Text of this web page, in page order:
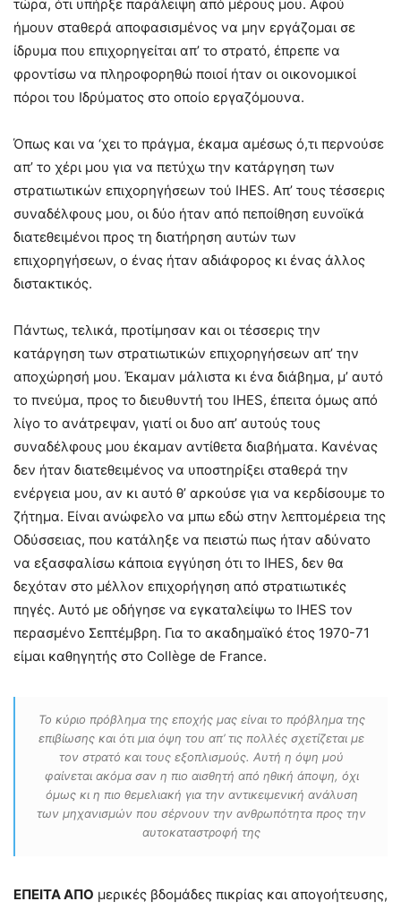
τώρα, ότι υπήρξε παράλειψη από μέρους μου. Αφού
ήμουν σταθερά αποφασισμένος να μην εργάζομαι σε
ίδρυμα που επιχορηγείται απ’ το στρατό, έπρεπε να
φροντίσω να πληροφορηθώ ποιοί ήταν οι οικονομικοί
πόροι του Ιδρύματος στο οποίο εργαζόμουνα.
Όπως και να ‘χει το πράγμα, έκαμα αμέσως ό,τι περνούσε
απ’ το χέρι μου για να πετύχω την κατάργηση των
στρατιωτικών επιχορηγήσεων τού IHES. Απ’ τους τέσσερις
συναδέλφους μου, οι δύο ήταν από πεποίθηση ευνοϊκά
διατεθειμένοι προς τη διατήρηση αυτών των
επιχορηγήσεων, ο ένας ήταν αδιάφορος κι ένας άλλος
διστακτικός.
Πάντως, τελικά, προτίμησαν και οι τέσσερις την
κατάργηση των στρατιωτικών επιχορηγήσεων απ’ την
αποχώρησή μου. Έκαμαν μάλιστα κι ένα διάβημα, μ’ αυτό
το πνεύμα, προς το διευθυντή του IHES, έπειτα όμως από
λίγο το ανάτρεψαν, γιατί οι δυο απ’ αυτούς τους
συναδέλφους μου έκαμαν αντίθετα διαβήματα. Κανένας
δεν ήταν διατεθειμένος να υποστηρίξει σταθερά την
ενέργεια μου, αν κι αυτό θ’ αρκούσε για να κερδίσουμε το
ζήτημα. Είναι ανώφελο να μπω εδώ στην λεπτομέρεια της
Οδύσσειας, που κατάληξε να πειστώ πως ήταν αδύνατο
να εξασφαλίσω κάποια εγγύηση ότι το IHES, δεν θα
δεχόταν στο μέλλον επιχορήγηση από στρατιωτικές
πηγές. Αυτό με οδήγησε να εγκαταλείψω το IHES τον
περασμένο Σεπτέμβρη. Για το ακαδημαϊκό έτος 1970-71
είμαι καθηγητής στο Collège de France.
Το κύριο πρόβλημα της εποχής μας είναι το πρόβλημα της
επιβίωσης και ότι μια όψη του απ’ τις πολλές σχετίζεται με
τον στρατό και τους εξοπλισμούς. Αυτή η όψη μού
φαίνεται ακόμα σαν η πιο αισθητή από ηθική άποψη, όχι
όμως κι η πιο θεμελιακή για την αντικειμενική ανάλυση
των μηχανισμών που σέρνουν την ανθρωπότητα προς την
αυτοκαταστροφή της
ΕΠΕΙΤΑ ΑΠΟ μερικές βδομάδες πικρίας και απογοήτευσης,